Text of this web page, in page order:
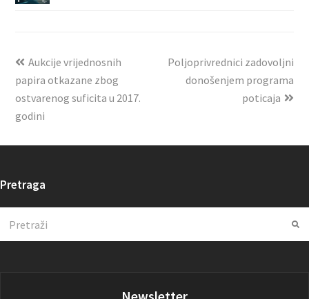
Aukcije vrijednosnih
papira otkazane zbog
ostvarenog suficita u 2017.
godini
Poljoprivrednici zadovoljni
donošenjem programa
poticaja
Pretraga